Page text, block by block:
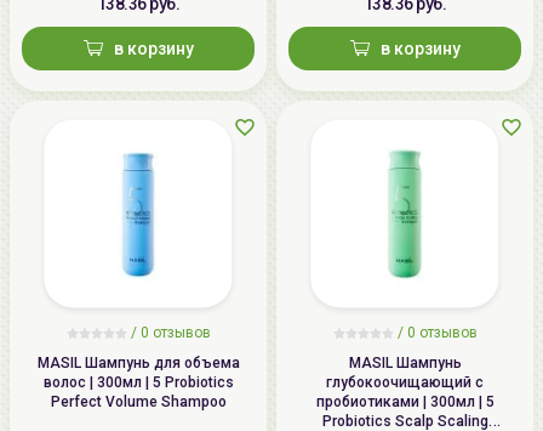
в корзину в корзину
/ 0 отзывов
MASIL Шампунь для объема
волос | 300мл | 5 Probiotics
Perfect Volume Shampoo
/ 0 отзывов
MASIL Шампунь
глубокоочищающий с
пробиотиками | 300мл | 5
Probiotics Scalp Scaling